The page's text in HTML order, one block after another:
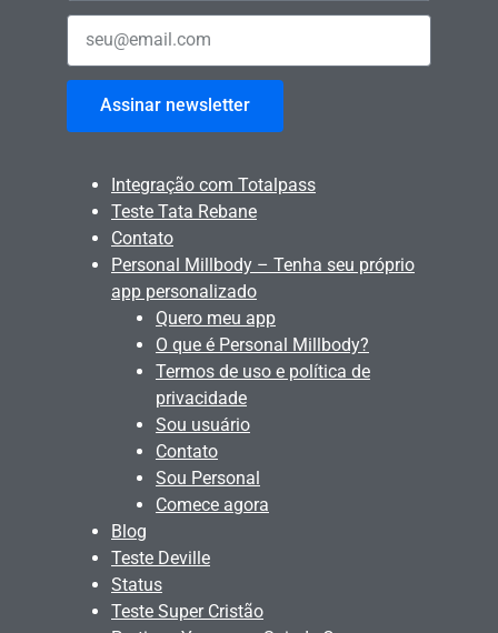
Assinar newsletter
Integração com Totalpass
Teste Tata Rebane
Contato
Personal Millbody – Tenha seu próprio
app personalizado
Quero meu app
O que é Personal Millbody?
Termos de uso e política de
privacidade
Sou usuário
Contato
Sou Personal
Comece agora
Blog
Teste Deville
Status
Teste Super Cristão